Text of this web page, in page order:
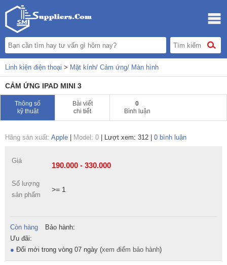
Linh kiện điện thoại > Mặt kính/ Cảm ứng/ Màn hình
CẢM ỨNG IPAD MINI 3
Thông số
kỹ thuật
Bài viết
chi tiết
0
Bình luận
Hãng sản xuất: Apple Model: 0 Lượt xem: 312 0 bình luận
Giá
Số lượng
sản phẩm
190.000 - 330.000
>= 1
Còn hàng
Bảo hành:
Ưu đãi:
● Đổi mới trong vòng 07 ngày (xem điểm bảo hành)